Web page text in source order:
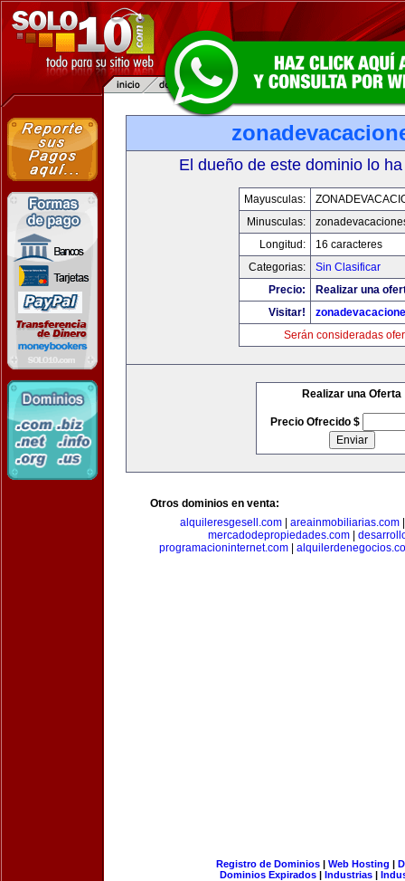
El dueño de este dominio lo
Mayusculas:
Minusculas:
Longitud:
16 caracteres
Categorias:
Sin Clasificar
Precio:
Realizar una
Visitar!
Serán consideradas
Realizar una Oferta
Precio Ofrecido $
Otros dominios en venta:
alquileresgesell.com
areainmobiliarias.com
mercadodepropiedades.com
programacioninternet.com|
Registro de Dominios| Web Hosting |
Dominios Expirados | Industrias |